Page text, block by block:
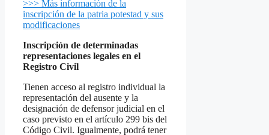
>>> Más información de la
inscripción de la patria potestad y sus
modificaciones
Inscripción de determinadas
representaciones legales en el
Registro Civil
Tienen acceso al registro individual la
representación del ausente y la
designación de defensor judicial en el
caso previsto en el artículo 299 bis del
Código Civil. Igualmente, podrá tener